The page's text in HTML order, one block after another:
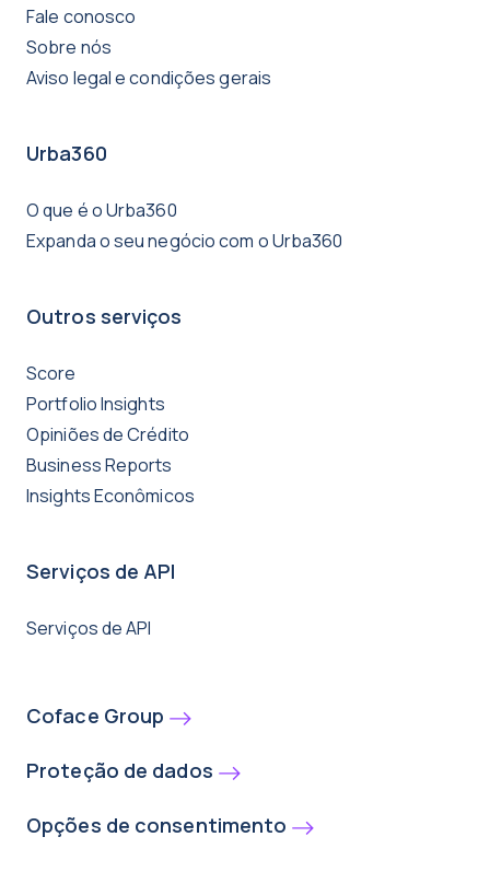
Fale conosco
Sobre nós
Aviso legal e condições gerais
Urba360
O que é o Urba360
Expanda o seu negócio com o Urba360
Outros serviços
Score
Portfolio Insights
Opiniões de Crédito
Business Reports
Insights Econômicos
Serviços de API
Serviços de API
Coface Group
Proteção de dados
Opções de consentimento